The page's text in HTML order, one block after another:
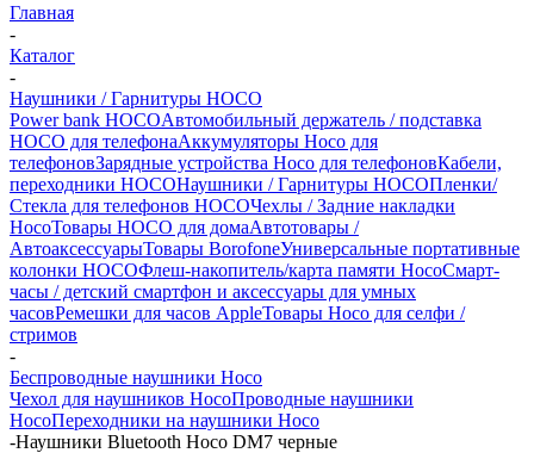
Главная
-
Каталог
-
Наушники / Гарнитуры HOCO
Power bank HOCOАвтомобильный держатель / подставка
HOCO для телефонаАккумуляторы Hoco для
телефоновЗарядные устройства Hoco для телефоновКабели,
переходники HOCOНаушники / Гарнитуры HOCOПленки/
Стекла для телефонов HOCOЧехлы / Задние накладки
HocoТовары HOCO для домаАвтотовары /
АвтоаксессуарыТовары BorofoneУниверсальные портативные
колонки HOCOФлеш-накопитель/карта памяти HocoСмарт-
часы / детский смартфон и аксессуары для умных
часовРемешки для часов AppleТовары Hoco для селфи /
стримов
-
Беспроводные наушники Hoco
Чехол для наушников HocoПроводные наушники
HocoПереходники на наушники Hoco
-Наушники Bluetooth Hoco DM7 черные